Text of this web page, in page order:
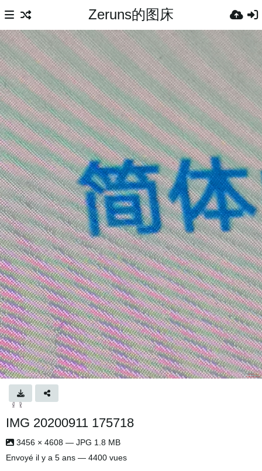
Zeruns的图床
IMG 20200911 175718
3456 × 4608 — JPG 1.8 MB
Envoyé il y a 5 ans — 4400 vues